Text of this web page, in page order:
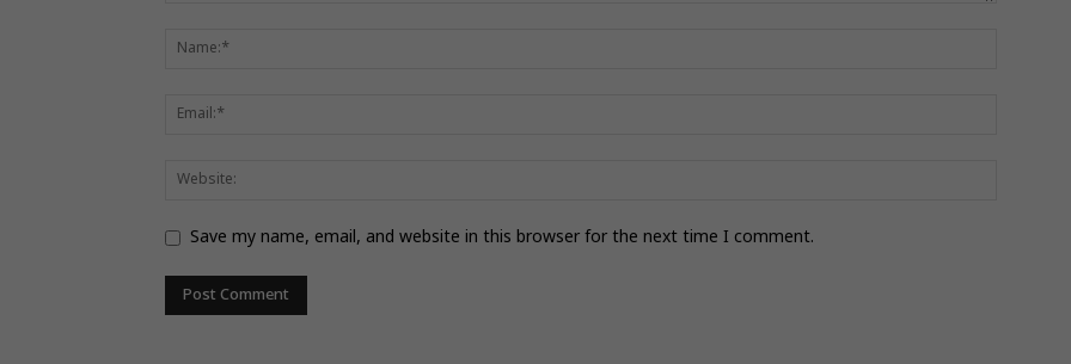
Save my name, email, and website in this browser for the next time I comment.